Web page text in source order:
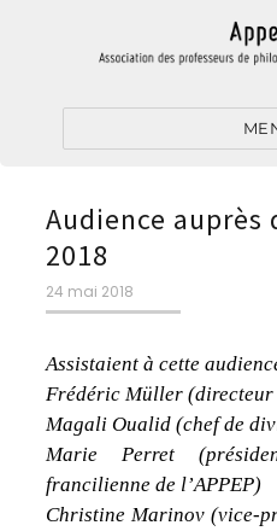
Audience auprès
2018
Publié
le
24 mai 2018
Assistaient à cette
Frédéric Müller (directeur
Magali Oualid (chef de
Marie Perret
francilienne de l’APPEP)
Christine Marinov (vice-